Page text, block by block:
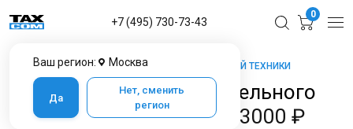
Ваш регион: Москва
Да
Нет, сменить
регион
+7 (495) 730-73-43
0
ТАКСКОМ-КАССА — МАРКЕТ КАССОВОЙ ТЕХНИКИ
Настройка разрешительного
режима на кассеза 3000 ₽